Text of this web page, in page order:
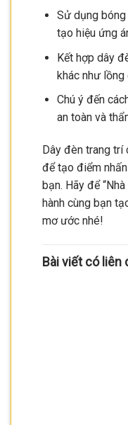
Sử dụng
tạo hiệu ứng
Kết hợp dây
khác như
Chú ý đến
an toàn và
Dây đèn trang
để tạo điểm
bạn. Hãy để
hành cùng bạn
mơ ước nhé!
Bài viết có liên